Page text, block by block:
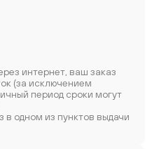
интернет, ваш заказ
(за исключением
период сроки могут
в одном из пунктов выдачи